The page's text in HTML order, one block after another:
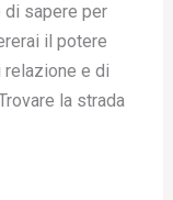
di sapere per
il potere
e di
la strada